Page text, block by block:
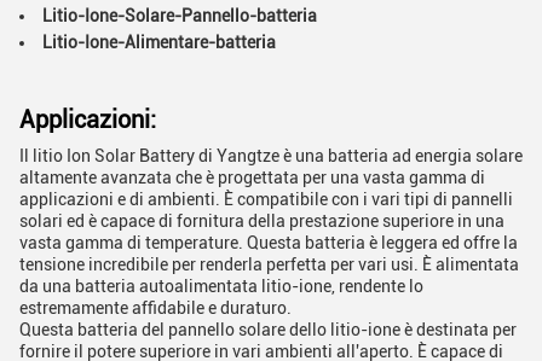
Litio-Ione-Solare-Pannello-batteria
Litio-Ione-Alimentare-batteria
Applicazioni:
Il litio Ion Solar Battery di Yangtze è una batteria ad energia solare
altamente avanzata che è progettata per una vasta gamma di
applicazioni e di ambienti. È compatibile con i vari tipi di pannelli
solari ed è capace di fornitura della prestazione superiore in una
vasta gamma di temperature. Questa batteria è leggera ed offre la
tensione incredibile per renderla perfetta per vari usi. È alimentata
da una batteria autoalimentata litio-ione, rendente lo
estremamente affidabile e duraturo.
Questa batteria del pannello solare dello litio-ione è destinata per
fornire il potere superiore in vari ambienti all'aperto. È capace di